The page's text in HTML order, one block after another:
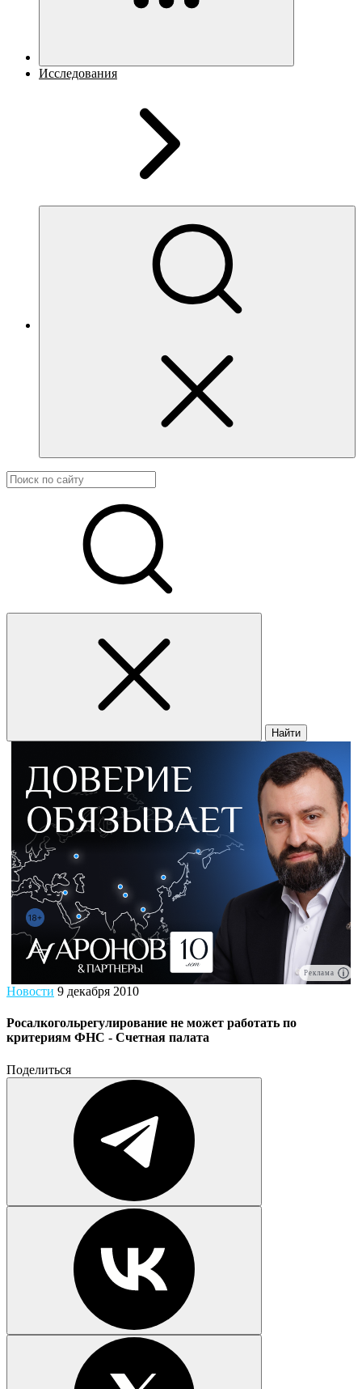
Исследования
Найти
Реклама
Новости 9 декабря 2010
Росалкогольрегулирование не может работать по
критериям ФНС - Счетная палата
Поделиться